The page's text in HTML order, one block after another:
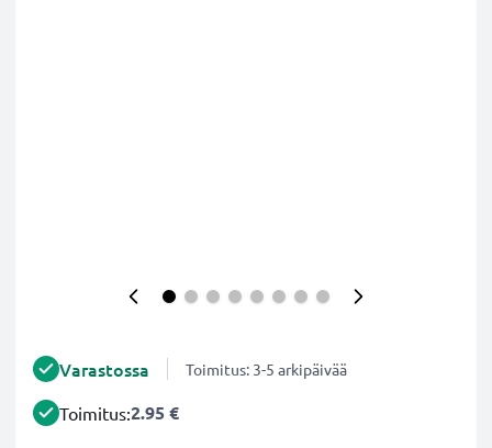
Varastossa Toimitus: 3-5 arkipäivää
Toimitus:2.95 €